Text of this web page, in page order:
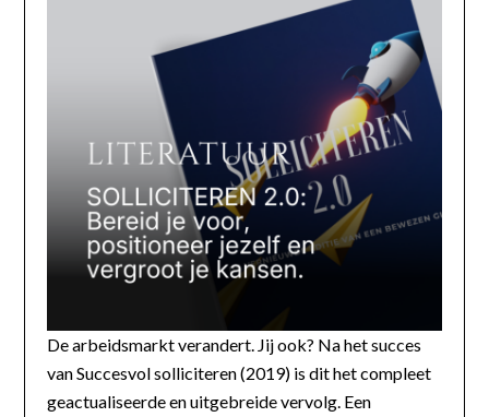
De arbeidsmarkt verandert. Jij ook? Na het succes
van Succesvol solliciteren (2019) is dit het compleet
geactualiseerde en uitgebreide vervolg. Een